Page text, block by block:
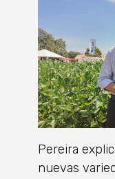
Pereira
nuevas